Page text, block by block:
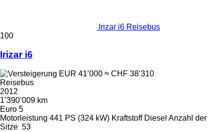
Irizar i6 Reisebus
100
Irizar i6
EUR 41’000 ≈ CHF 38’310
Reisebus
2012
1’390’009 km
Euro 5
Motorleistung 441 PS (324 kW) Kraftstoff Diesel Anzahl der
Sitze 53